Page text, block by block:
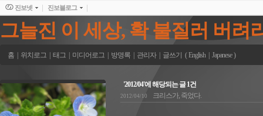
그늘진 이 세상, 확 불질러 버려
홈 위치로그 태그 미디어로그 방명록 관리자 글쓰기 ( English Japanese )
'2012/04'에 해당되는 글 1건
2012/04/10 크리스가, 죽었다.
진보넷 진보블로그